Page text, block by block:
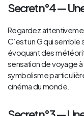
Secret n°4 —
Regardez
C’est un G qui
évoquant des
sensation de voyage
symbolisme
cinéma du monde.